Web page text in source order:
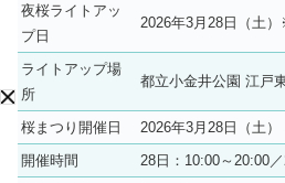
夜桜ライトアッ
プ日
2026年3月28日（土
ライトアップ場
所
都立小金井公園 江戸
桜まつり開催日
2026年3月28日（土）
開催時間
28日：10:00～20:00